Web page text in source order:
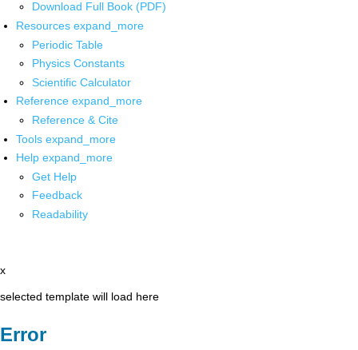
Download Full Book (PDF)
Resources expand_more
Periodic Table
Physics Constants
Scientific Calculator
Reference expand_more
Reference & Cite
Tools expand_more
Help expand_more
Get Help
Feedback
Readability
x
selected template will load here
Error